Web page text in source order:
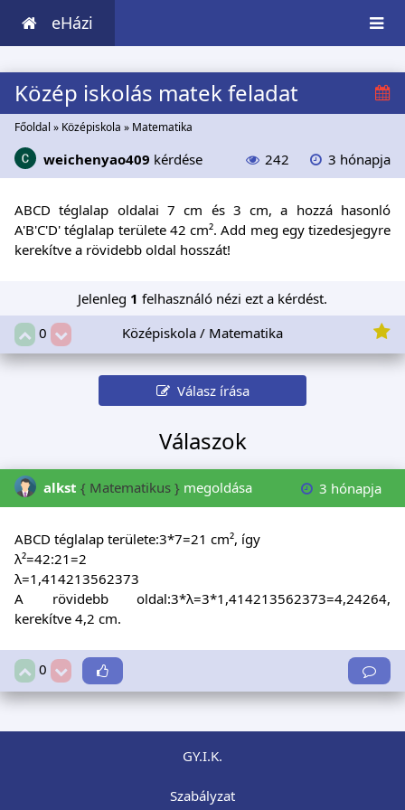
eHázi
Közép iskolás matek feladat
Főoldal » Középiskola » Matematika
weichenyao409 kérdése 242 3 hónapja
ABCD téglalap oldalai 7 cm és 3 cm, a hozzá hasonló
A'B'C'D' téglalap területe 42 cm². Add meg egy tizedesjegyre
kerekítve a rövidebb oldal hosszát!
Jelenleg 1 felhasználó nézi ezt a kérdést.
0
Középiskola / Matematika
Válasz írása
Válaszok
alkst { Matematikus } megoldása 3 hónapja
ABCD téglalap területe:3*7=21 cm², így
λ²=42:21=2
λ=1,414213562373
A rövidebb oldal:3*λ=3*1,414213562373=4,24264,
kerekítve 4,2 cm.
0
GY.I.K.
Szabályzat